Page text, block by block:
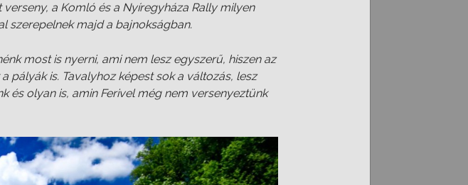
a Komló és a Nyíregyháza Rally milyen
szerepelnek majd a bajnokságban.
most is nyerni, ami nem lesz egyszerű, hiszen az
pályák is. Tavalyhoz képest sok a változás, lesz
és olyan is, amin Ferivel még nem versenyeztünk